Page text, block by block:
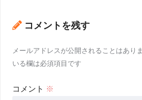
コメントを残す
メールアドレスが公開されることはありま
いる欄は必須項目です
コメント ※